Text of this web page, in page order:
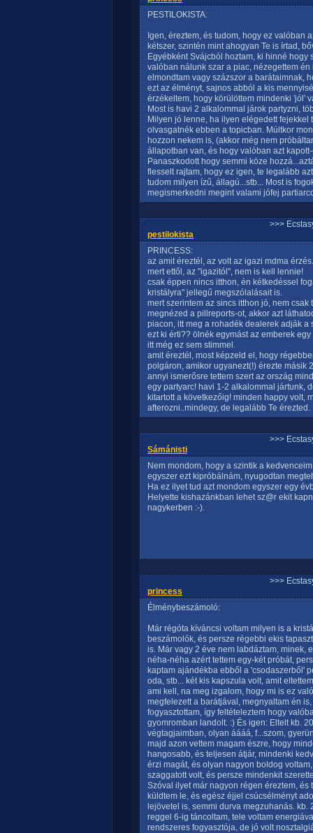
PESTILOKISTA:
Igen, éreztem, és tudom, hogy ez valóban
kétszer, szintén mint ahogyan Te is írtad,
Egyébként Svájcból hoztam, ki hinné
valóban nálunk szar a piac, nézegettem
elmondtam vagy százszor a barátaimnak,
ezt az élményt, sajnos abból a kis
érzékeltem, hogy körülöttem mindenki 'jól'
Most is havi 2 alkalommal járok partyzni,
Milyen jó lenne, ha ilyen elégedett
olvasgatnék ebben a topicban. Múltkor
hozzon nekem is, (akkor még nem
állapotban van, és hogy valóban azt
Panaszkodott hogy semmi köze
flesselt rajtam, hogy ez igen, te legalább
tudom milyen ízű, állagú...stb... Most is
megismerkedni megint valami jófej
>>>
pestilokista
PRINCESS:
az amit éreztél, az volt az igazi mdma
mert ettől, az "igazitól", nem is kell lennie!
csak éppen nincs itthon, én kétkedéssel
kristályra" jellegű megszólalásait is.
mert szerintem az sincs itthon jó, nem
megnézed a pillreports-ot, akkor azt
piacon, itt meg a rohadék dealerek adják
ezt ki érti?? ölnék egymást az emberek
itt még ez sem stimmel.
amit éreztél, most képzeld el, hogy
polgáron, amikor ugyanezt(!) érezte másik
annyi ismerősre tettem szert az ország
egy partyarc! havi 1-2 alkalommal jártunk,
kitartott a következőig! minden happy volt,
afterozni..mindegy, de legalább Te érezted.
>>>
Sámánisti
Nem mondom, hogy a szintik a
egyszer ezt kipróbálnám, nyugodtan
Ha ez ilyet tud azt mondom egyszer egy
Helyette kishazánkban lehet sz@r ekit
nagykerben :-).
>>>
princess
Élménybeszámoló:
Már régóta kíváncsi voltam milyen is a
beszámolók, és persze régebbi ekis
is. Már vagy 2 éve nem labdáztam, minek,
néha-néha azért tettem egy-két próbát,
kaptam ajándékba ebből a 'csodaszerből'
oda, stb... két kis kapszula volt, amit
ami kell, na meg izgalom, hogy mi is ez
megfelezett a barátjával, megnyaltam én
fogyasztottam, így feltételeztem hogy
gyomromban landolt. :) És igen: Eltelt kb.
végtagjaimban, olyan áááá, f...szom,
majd azon vettem magam észre, hogy
hangosabb, és teljesen átjár, mindenki
érzi magát, és olyan nagyon boldog
szaggatott volt, és persze mindenkit
Szóval ilyet már nagyon régen éreztem,
küldtem le, és egész éjjel csúcsélményt
lejövetel is, semmi durva megzuhanás.
reggel 6-ig táncoltam, tele voltam
rendszeres fogyasztója, de jó volt